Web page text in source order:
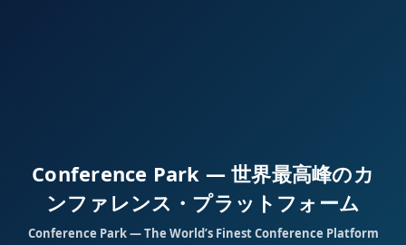
Conference Park — 世界最高峰のカ
ンファレンス・プラットフォーム
Conference Park — The World’s Finest Conference Platform